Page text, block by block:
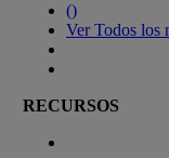
()
Ver Todos los
RECURSOS